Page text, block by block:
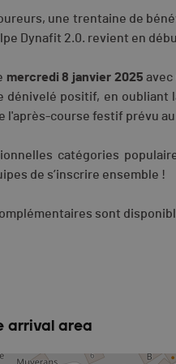
une trentaine de
Dynafit 2.0. revient en
mercredi 8 janvier 2025 avec
dénivelé positif, en
l'après-course festif prévu
catégories
de s’inscrire ensemble !
sont
arrival area